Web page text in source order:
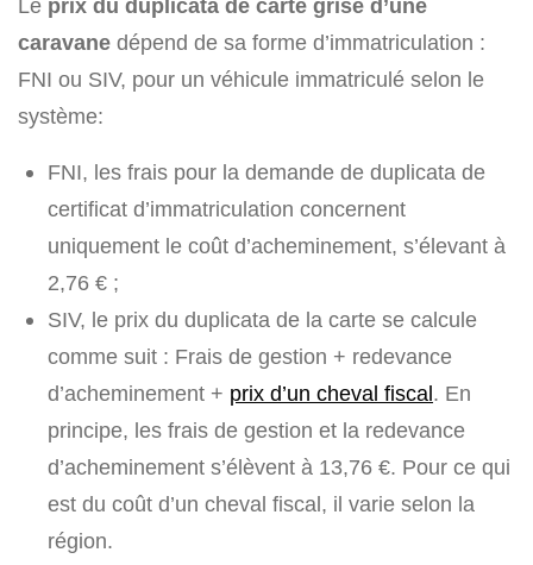
Le prix du duplicata de carte grise d’une
caravane dépend de sa forme d’immatriculation :
FNI ou SIV, pour un véhicule immatriculé selon le
système:
FNI, les frais pour la demande de duplicata de
certificat d’immatriculation concernent
uniquement le coût d’acheminement, s’élevant à
2,76 € ;
SIV, le prix du duplicata de la carte se calcule
comme suit : Frais de gestion + redevance
d’acheminement + prix d’un cheval fiscal. En
principe, les frais de gestion et la redevance
d’acheminement s’élèvent à 13,76 €. Pour ce qui
est du coût d’un cheval fiscal, il varie selon la
région.